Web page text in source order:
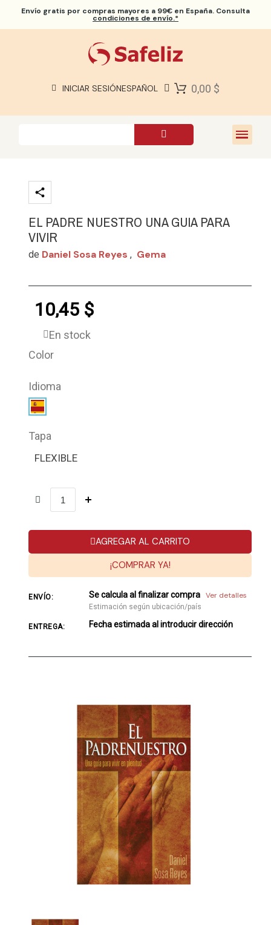
Envío gratis por compras mayores a 99€ en España. Consulta
condiciones de envío.*
INICIAR SESIÓNESPAÑOL 0,00 $
EL PADRE NUESTRO UNA GUIA PARA
VIVIR
de Daniel Sosa Reyes , Gema
10,45 $
En stock
Color
Idioma
Tapa
FLEXIBLE
AGREGAR AL CARRITO
¡COMPRAR YA!
ENVÍO: Se calcula al finalizar compra Ver detalles
Estimación según ubicación/país
ENTREGA: Fecha estimada al introducir dirección